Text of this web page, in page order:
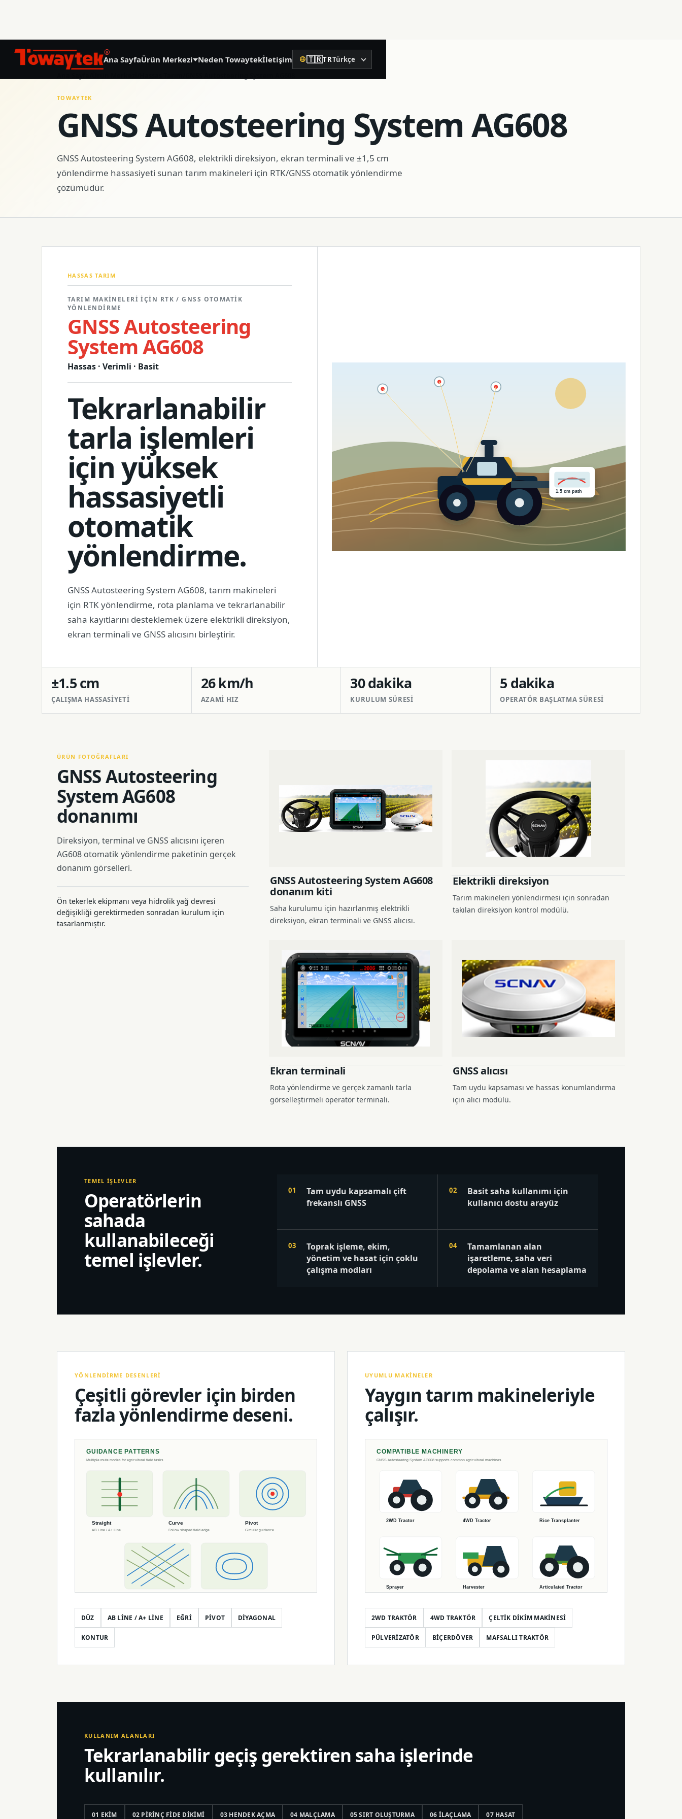
®
Ana SayfaÜrün Merkezi
01
GNSS Land Leveling System AG808
GNSS Autosteering System AG608
Laser Land Leveling System AG606
Döner lazer nivo
Lazer nivo
Lazer mesafe ölçer
Makine kontrol alıcısı
Neden Towaytekİletişim 🇹🇷TRTürkçe
Dil
TOWAYTEK
GNSS Autosteering System AG608
GNSS Autosteering System AG608, elektrikli direksiyon, ekran terminali ve ±1,5 cm
yönlendirme hassasiyeti sunan tarım makineleri için RTK/GNSS otomatik yönlendirme
çözümüdür.
HASSAS TARIM
TARIM MAKINELERI IÇIN RTK / GNSS OTOMATIK
YÖNLENDIRME
GNSS Autosteering
System AG608
Hassas · Verimli · Basit
Tekrarlanabilir
tarla işlemleri
için yüksek
hassasiyetli
otomatik
yönlendirme.
GNSS Autosteering System AG608, tarım makineleri
için RTK yönlendirme, rota planlama ve tekrarlanabilir
saha kayıtlarını desteklemek üzere elektrikli direksiyon,
ekran terminali ve GNSS alıcısını birleştirir.
±1.5 cm
ÇALIŞMA HASSASIYETI
26 km/h
AZAMI HIZ
30 dakika
KURULUM SÜRESI
5 dakika
OPERATÖR BAŞLATMA SÜRESI
ÜRÜN FOTOĞRAFLARI
GNSS Autosteering
System AG608
donanımı
Direksiyon, terminal ve GNSS alıcısını içeren
AG608 otomatik yönlendirme paketinin gerçek
donanım görselleri.
Ön tekerlek ekipmanı veya hidrolik yağ devresi
değişikliği gerektirmeden sonradan kurulum için
tasarlanmıştır.
GNSS Autosteering System AG608
donanım kiti
Saha kurulumu için hazırlanmış elektrikli
direksiyon, ekran terminali ve GNSS alıcısı.
Elektrikli direksiyon
Tarım makineleri yönlendirmesi için sonradan
takılan direksiyon kontrol modülü.
Ekran terminali
Rota yönlendirme ve gerçek zamanlı tarla
görselleştirmeli operatör terminali.
GNSS alıcısı
Tam uydu kapsaması ve hassas konumlandırma
için alıcı modülü.
TEMEL İŞLEVLER
Operatörlerin
sahada
kullanabileceği
temel işlevler.
Tam uydu kapsamalı çift
frekanslı GNSS
Basit saha kullanımı için
kullanıcı dostu arayüz
Toprak işleme, ekim,
yönetim ve hasat için çoklu
çalışma modları
Tamamlanan alan
işaretleme, saha veri
depolama ve alan hesaplama
YÖNLENDIRME DESENLERI
Çeşitli görevler için birden
fazla yönlendirme deseni.
DÜZ AB LINE / A+ LINE EĞRI PIVOT DIYAGONAL
KONTUR
UYUMLU MAKINELER
Yaygın tarım makineleriyle
çalışır.
2WD TRAKTÖR 4WD TRAKTÖR ÇELTIK DIKIM MAKINESI
PÜLVERIZATÖR BIÇERDÖVER MAFSALLI TRAKTÖR
KULLANIM ALANLARI
Tekrarlanabilir geçiş gerektiren saha işlerinde
kullanılır.
01 EKIM 02 PIRINÇ FIDE DIKIMI 03 HENDEK AÇMA 04 MALÇLAMA 05 SIRT OLUŞTURMA 06 İLAÇLAMA 07 HASAT